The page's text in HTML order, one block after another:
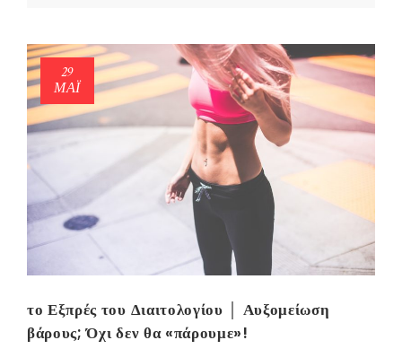
29
ΜΑΪ́
το Εξπρές του Διαιτολογίου │ Αυξομείωση
βάρους; Όχι δεν θα «πάρουμε»!
NEWSLETTER
Get ti
mel
y updates
fro
m
your favorite
products